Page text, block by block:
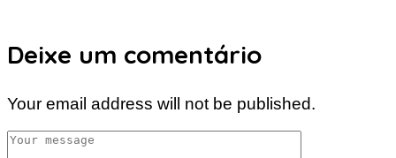
Deixe um comentário
Your email address will not be published.